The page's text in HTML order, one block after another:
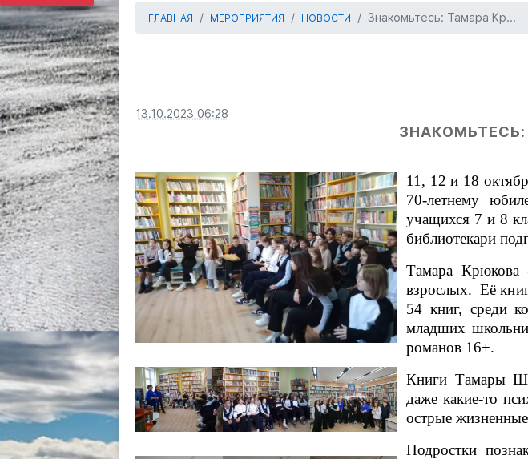
ГЛАВНАЯ МЕРОПРИЯТИЯ НОВОСТИ Знакомьтесь: Тамара Кр...
13.10.2023 06:28
11, 12 и 18
70-летнему
учащихся 7 и 8
библиотекари
Тамара Крюкова
взрослых. Её
54 книг, среди
младших
романов 16+.
Книги Тамары
даже какие-то
острые
Подростки